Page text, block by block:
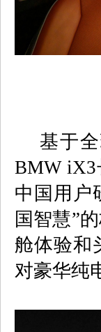
基于全
BMW iX3
中国用户
国智慧”
舱体验和
对豪华纯